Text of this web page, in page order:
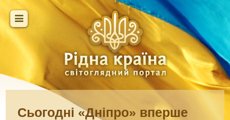
Сьогодні «Дніпро» вперше